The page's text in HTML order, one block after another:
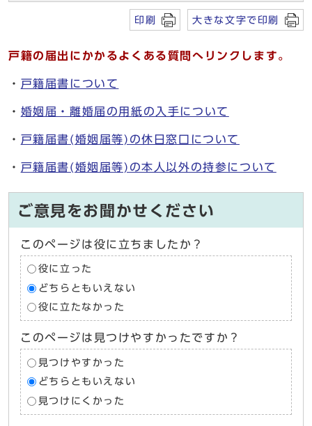
印刷 大きな文字で印刷
戸籍の届出にかかるよくある質問へリンクします。
・ 戸籍届書について
・ 婚姻届・離婚届の用紙の入手について
・ 戸籍届書(婚姻届等)の休日窓口について
・ 戸籍届書(婚姻届等)の本人以外の持参について
ご意見をお聞かせください
このページは役に立ちましたか？
役に立った
どちらともいえない
役に立たなかった
このページは見つけやすかったですか？
見つけやすかった
どちらともいえない
見つけにくかった